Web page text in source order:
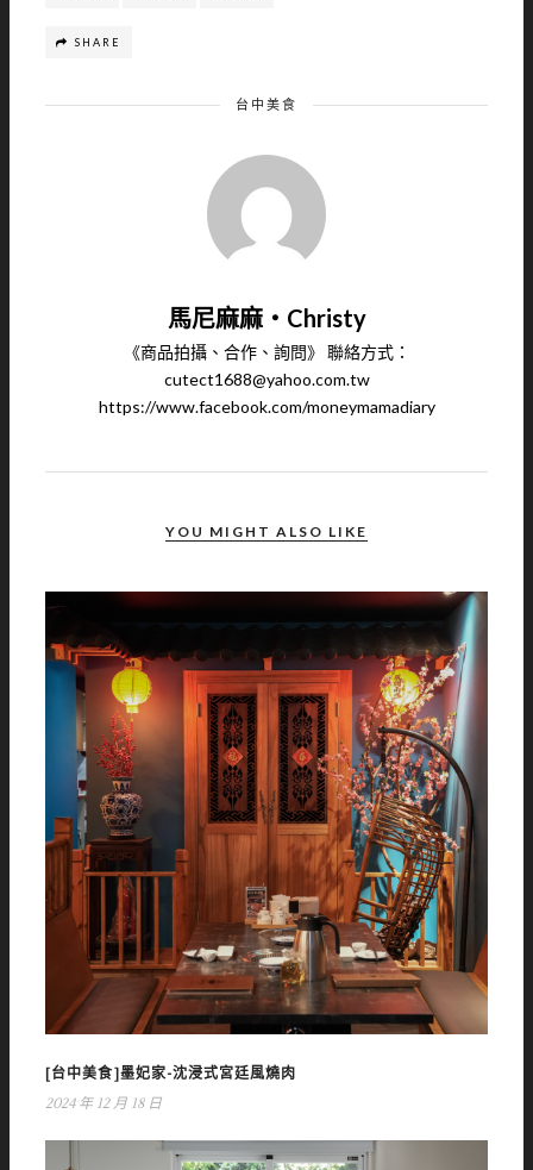
SHARE
台中美食
馬尼麻麻‧Christy
《商品拍攝、合作、詢問》 聯絡方式：
cutect1688@yahoo.com.tw
https://www.facebook.com/moneymamadiary
YOU MIGHT ALSO LIKE
[台中美食]墨妃家-沈浸式宮廷風燒肉
2024 年 12 月 18 日